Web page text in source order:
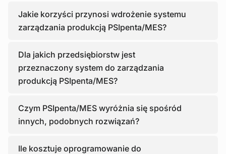
Jakie korzyści przynosi wdrożenie systemu
zarządzania produkcją PSIpenta/MES?
Dla jakich przedsiębiorstw jest
przeznaczony system do zarządzania
produkcją PSIpenta/MES?
Czym PSIpenta/MES wyróżnia się spośród
innych, podobnych rozwiązań?
Ile kosztuje oprogramowanie do